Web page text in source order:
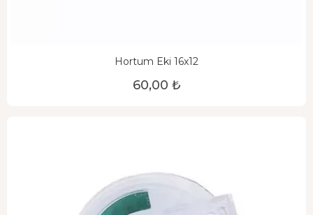
Hortum Eki 16x12
60,00 ₺